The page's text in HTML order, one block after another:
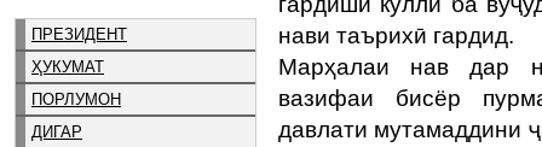
ПРЕЗИДЕНТ
ҲУКУМАТ
ПОРЛУМОН
ДИГАР
нави таърихӣ гардид.
Марҳалаи нав дар
вазифаи бисёр
давлати мутамаддини